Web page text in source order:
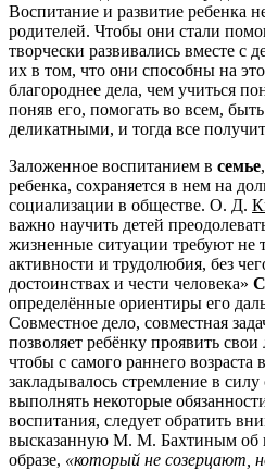
Воспитание и развитие ребенка
родителей. Чтобы они стали
творчески развивались вместе с
их в том, что они способны на
благороднее дела, чем учиться
поняв его, помогать во всем,
деликатными, и тогда все
Заложенное воспитанием в семье
ребенка, сохраняется в нем на
социализации в обществе. О. Д.
важно научить детей
жизненные ситуации требуют не
активности и трудолюбия, без
достоинствах и чести человека»
определённые ориентиры его
Совместное дело, совместная
позволяет ребёнку проявить
чтобы с самого раннего возраста в
закладывалось стремление в
выполнять некоторые
воспитания, следует обратить
высказанную М. М. Бахтиным об
образе, «который не созерцают,